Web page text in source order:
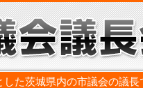
た茨城県内の市議会の議長